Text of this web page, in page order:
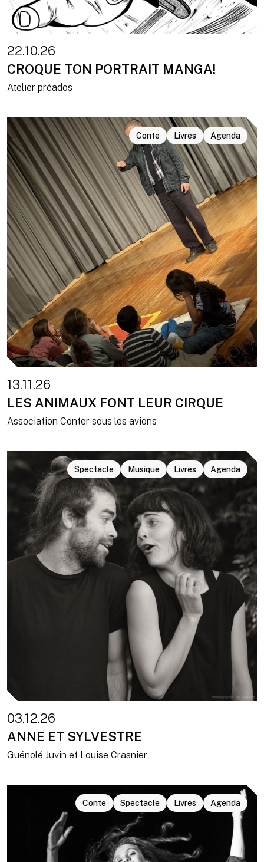
22.10.26
CROQUE TON PORTRAIT MANGA!
Atelier préados
Conte Livres Agenda
13.11.26
LES ANIMAUX FONT LEUR CIRQUE
Association Conter sous les avions
Spectacle Musique Livres Agenda
03.12.26
ANNE ET SYLVESTRE
Guénolé Juvin et Louise Crasnier
Conte Spectacle Livres Agenda